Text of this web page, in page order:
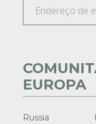
EUROPA
Russia